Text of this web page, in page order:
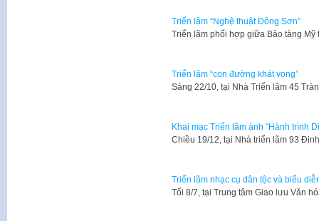
Triển lãm “Nghệ thuật Đông Sơn”
Triển lãm phối hợp giữa Bảo tàng
Triển lãm “con đường khát vọng”
Sáng 22/10, tại Nhà Triển lãm 45
Khai mạc Triển lãm ảnh "Hành trình
Chiều 19/12, tại Nhà triển lãm 93
Triển lãm nhạc cụ dân tộc và biểu
Tối 8/7, tại Trung tâm Giao lưu Văn